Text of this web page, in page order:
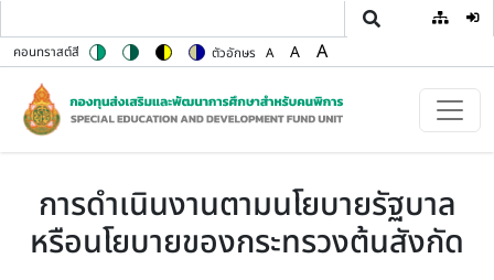
คอนทราสต์สี
Switch to color theme
Switch to high contrast theme
Switch to high visibility theme
Switch to soft theme
ตัวอักษร A
Set font size to 100%
A
Set font size to 125%
A
การดำเนินงานตามนโยบายรัฐบาล
หรือนโยบายของกระทรวงต้นสังกัด